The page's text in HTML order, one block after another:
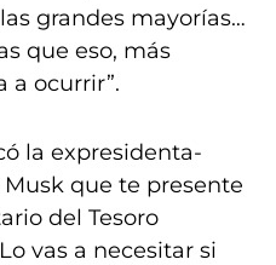
grandes mayorías…
que eso, más
a ocurrir”.
la expresidenta-
que te presente
del Tesoro
vas a necesitar si